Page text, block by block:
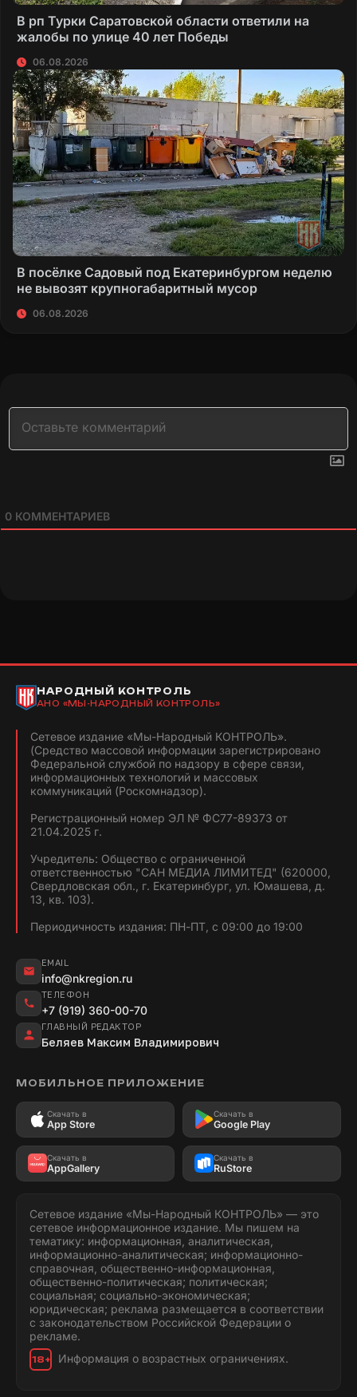
В рп Турки Саратовской области ответили на
жалобы по улице 40 лет Победы
06.08.2026
В посёлке Садовый под Екатеринбургом неделю
не вывозят крупногабаритный мусор
06.08.2026
0 КОММЕНТАРИЕВ
НАРОДНЫЙ КОНТРОЛЬ
АНО «МЫ-НАРОДНЫЙ КОНТРОЛЬ»
Сетевое издание «Мы-Народный КОНТРОЛЬ».
(Средство массовой информации зарегистрировано
Федеральной службой по надзору в сфере связи,
информационных технологий и массовых
коммуникаций (Роскомнадзор).
Регистрационный номер ЭЛ № ФС77-89373 от
21.04.2025 г.
Учредитель: Общество с ограниченной
ответственностью "САН МЕДИА ЛИМИТЕД" (620000,
Свердловская обл., г. Екатеринбург, ул. Юмашева, д.
13, кв. 103).
Периодичность издания: ПН-ПТ, с 09:00 до 19:00
EMAIL
info@nkregion.ru
ТЕЛЕФОН
+7 (919) 360-00-70
ГЛАВНЫЙ РЕДАКТОР
Беляев Максим Владимирович
МОБИЛЬНОЕ ПРИЛОЖЕНИЕ
Скачать в
App Store
Скачать в
Google Play
Скачать в
AppGallery
Скачать в
RuStore
Сетевое издание «Мы-Народный КОНТРОЛЬ» — это
сетевое информационное издание. Мы пишем на
тематику: информационная, аналитическая,
информационно-аналитическая; информационно-
справочная, общественно-информационная,
общественно-политическая; политическая;
социальная; социально-экономическая;
юридическая; реклама размещается в соответствии
с законодательством Российской Федерации о
рекламе.
18+ Информация о возрастных ограничениях.